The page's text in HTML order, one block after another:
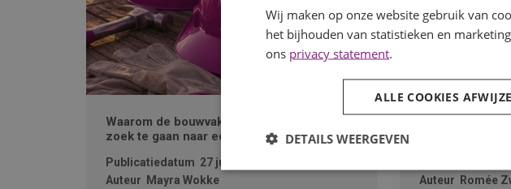
Waarom de bouwvak hét moment is om op
zoek te gaan naar een nieuwe baan
Publicatiedatum 27 juli 2026
Auteur
Mayra Wokke
Auteur
Romée
Wij maken op onze website gebruik van
het bijhouden van statistieken en
ons privacy statement.
ALLE COOKIES
DETAILS WEERGEVEN